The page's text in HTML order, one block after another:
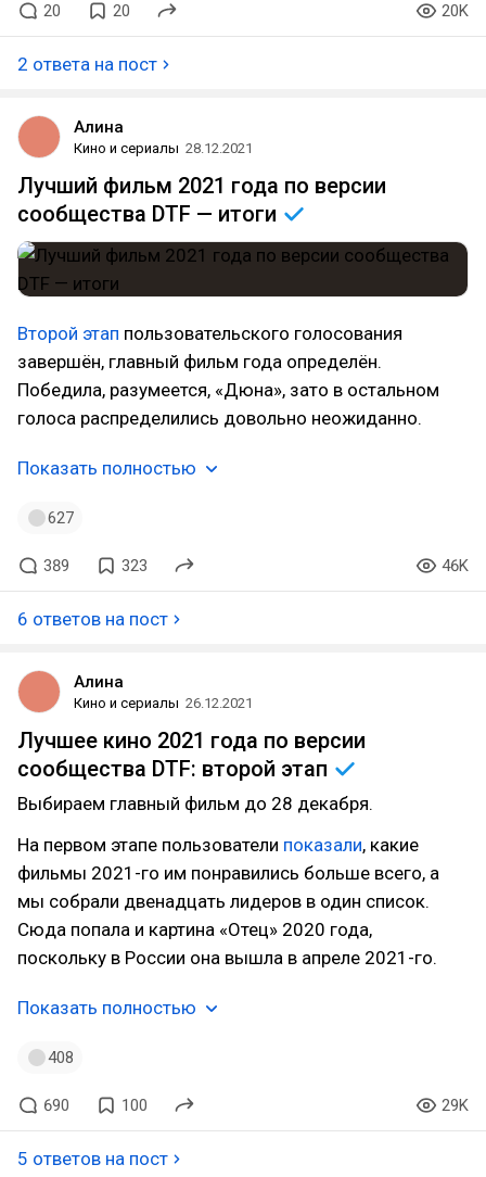
20 20 20K
2 ответа на пост
Алина
Кино и сериалы 28.12.2021
Лучший фильм 2021 года по версии
сообщества DTF — итоги
Второй этап пользовательского голосования
завершён, главный фильм года определён.
Победила, разумеется, «Дюна», зато в остальном
голоса распределились довольно неожиданно.
Показать полностью
627
389 323 46K
6 ответов на пост
Алина
Кино и сериалы 26.12.2021
Лучшее кино 2021 года по версии
сообщества DTF: второй этап
Выбираем главный фильм до 28 декабря.
На первом этапе пользователи показали, какие
фильмы 2021-го им понравились больше всего, а
мы собрали двенадцать лидеров в один список.
Сюда попала и картина «Отец» 2020 года,
поскольку в России она вышла в апреле 2021-го.
Показать полностью
408
690 100 29K
5 ответов на пост